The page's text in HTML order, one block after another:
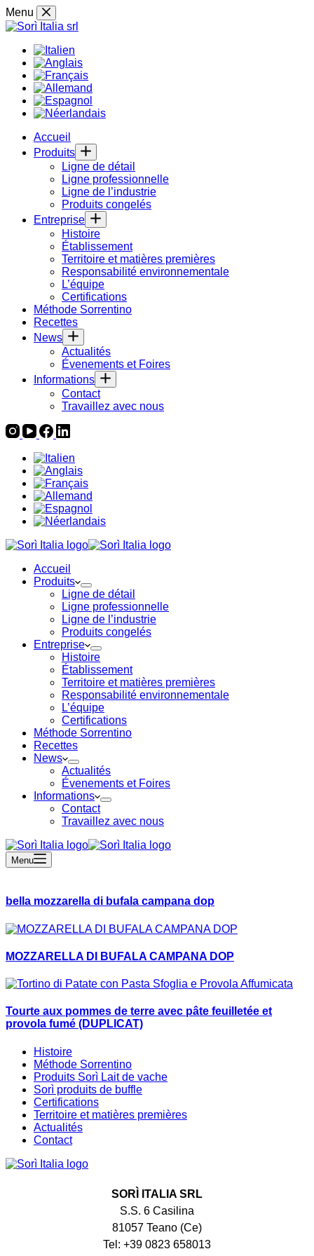
Skip
to
Menu
Accueil
Produits
Ligne de détail
Ligne professionnelle
Ligne de l’industrie
Produits congelés
Entreprise
Histoire
Établissement
Territoire et matières premières
Responsabilité environnementale
L’équipe
Certifications
Méthode Sorrentino
Recettes
News
Actualités
Évenements et Foires
Informations
Contact
Travaillez avec nous
Accueil
Produits
Ligne de détail
Ligne professionnelle
Ligne de l’industrie
Produits congelés
Entreprise
Histoire
Établissement
Territoire et matières premières
Responsabilité environnementale
L’équipe
Certifications
Méthode Sorrentino
Recettes
News
Actualités
Évenements et Foires
Informations
Contact
Travaillez avec nous
Menu
bella mozzarella di bufala campana dop
MOZZARELLA DI BUFALA CAMPANA DOP
Tourte aux pommes de terre avec pâte feuilletée et
provola fumé (DUPLICAT)
Histoire
Méthode Sorrentino
Produits Sorì Lait de vache
Sorì produits de buffle
Certifications
Territoire et matières premières
Actualités
Contact
SORÌ ITALIA SRL
S.S. 6 Casilina
81057 Teano (Ce)
Tel: +39 0823 658013